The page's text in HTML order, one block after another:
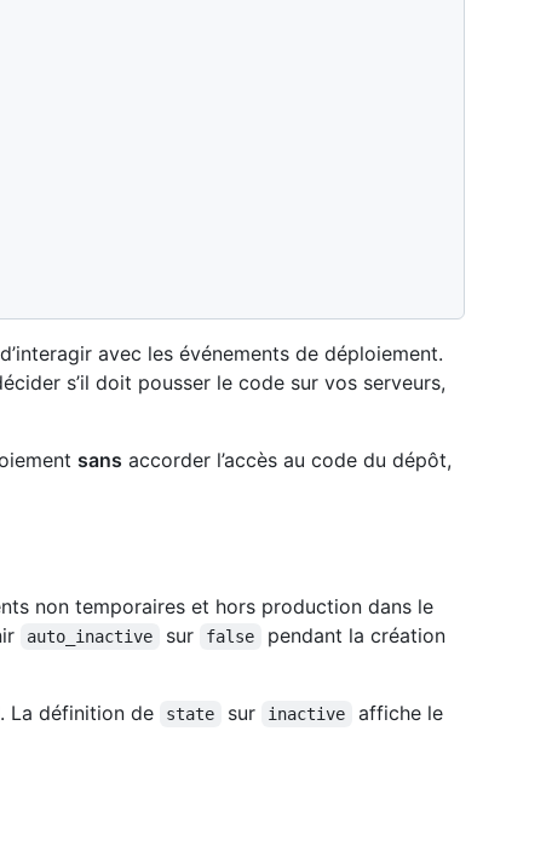
avec les événements de déploiement.
s’il doit pousser le code sur vos serveurs,
sans accorder l’accès au code du dépôt,
non temporaires et hors production dans le
auto_inactive sur false
pendant la création
. La définition de state sur inactive
affiche le